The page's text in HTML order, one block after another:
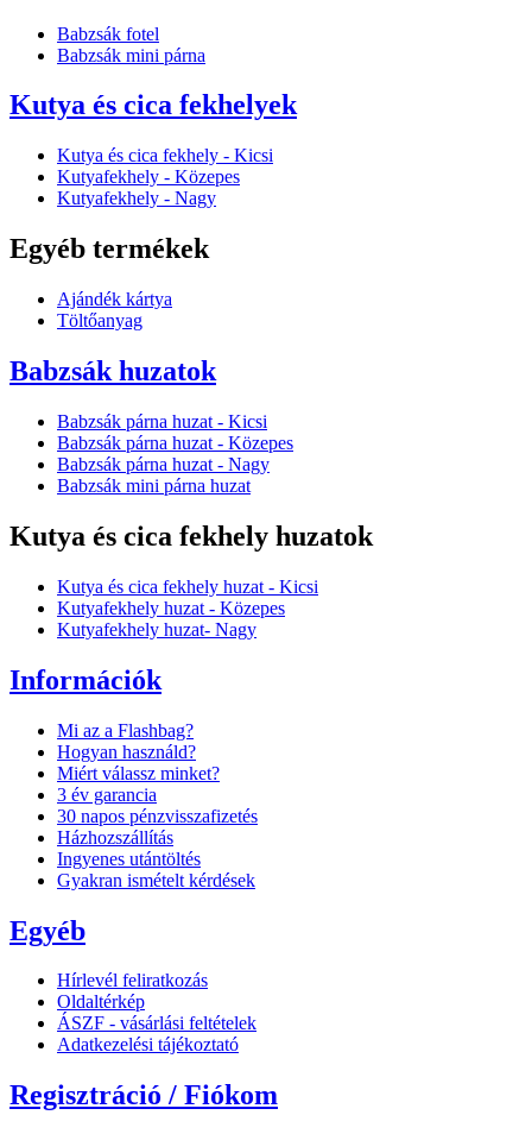
Babzsák fotel
Babzsák mini párna
Kutya és cica fekhelyek
Kutya és cica fekhely - Kicsi
Kutyafekhely - Közepes
Kutyafekhely - Nagy
Egyéb termékek
Ajándék kártya
Töltőanyag
Babzsák huzatok
Babzsák párna huzat - Kicsi
Babzsák párna huzat - Közepes
Babzsák párna huzat - Nagy
Babzsák mini párna huzat
Kutya és cica fekhely huzatok
Kutya és cica fekhely huzat - Kicsi
Kutyafekhely huzat - Közepes
Kutyafekhely huzat- Nagy
Információk
Mi az a Flashbag?
Hogyan használd?
Miért válassz minket?
3 év garancia
30 napos pénzvisszafizetés
Házhozszállítás
Ingyenes utántöltés
Gyakran ismételt kérdések
Egyéb
Hírlevél feliratkozás
Oldaltérkép
ÁSZF - vásárlási feltételek
Adatkezelési tájékoztató
Regisztráció / Fiókom